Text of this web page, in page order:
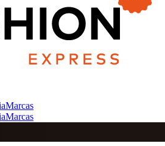
Marcas
Marcas